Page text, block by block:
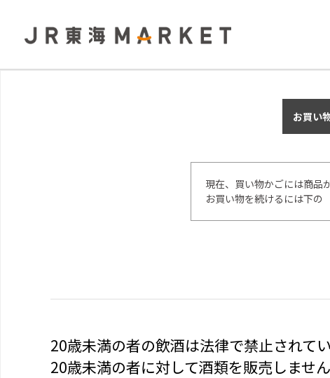
お買い
現在、買い物かごには商品
お買い物を続けるには下の
20歳未満の者の飲酒は法律で禁止されてい
20歳未満の者に対して酒類を販売しません